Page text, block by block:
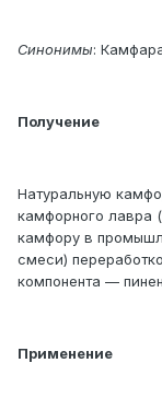
Синонимы:
Получение
Натуральную
камфорного лавра
камфору в
смеси)
компонента —
Применение